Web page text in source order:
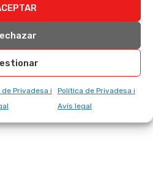
Privadesa i
Política de Privadesa i
Avís legal